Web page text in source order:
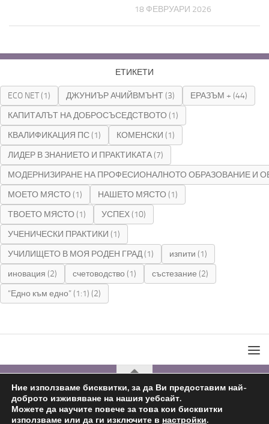
18 ФЕВРУАРИ 2026
ЕТИКЕТИ
ECO NET(1) ДЖУНИЪР АЧИЙВМЪНТ(3) ЕРАЗЪМ + (44)
КАПИТАЛЪТ НА ДОБРОСЪСЕДСТВОТО (1)
КВАЛИФИКАЦИЯ ПС(1) КОМЕНСКИ (1)
ЛИДЕР В ЗНАНИЕТО И ПРАКТИКАТА(7)
МОДЕРНИЗИРАНЕ НА ПРОФЕСИОНАЛНОТО ОБРАЗОВАНИЕ И
МОЕТО МЯСТО (1) НАШЕТО МЯСТО (1)
ТВОЕТО МЯСТО (1) УСПЕХ(10)
УЧЕНИЧЕСКИ ПРАКТИКИ (1)
УЧИЛИЩЕТО В МОЯ РОДЕН ГРАД(1) изпити (1)
иновация (2) счетоводство (1) състезание (2)
“Едно към едно” (1:1) (2)
С подкрепата наНиколай Комнев2019 - 2026
Ние използваме бисквитки, за да Ви предоставим най-
доброто изживяване на нашия уебсайт.
Можете да научите повече за това кои бисквитки
използваме или да ги изключите в настройки.